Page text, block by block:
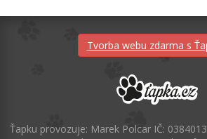
Tvorba webu zdarma s
Ťapku provozuje: Marek Polcar IČ: